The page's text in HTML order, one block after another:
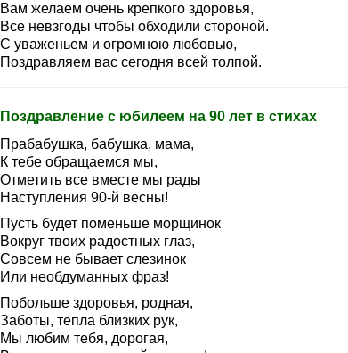
Вам желаем очень крепкого здоровья,
Все невзгоды чтобы обходили стороной.
С уваженьем и огромною любовью,
Поздравляем вас сегодня всей толпой.
Поздравление с юбилеем на 90 лет в стихах
Прабабушка, бабушка, мама,
К тебе обращаемся мы,
Отметить все вместе мы рады
Наступления 90-й весны!
Пусть будет поменьше морщинок
Вокруг твоих радостных глаз,
Совсем не бывает слезинок
Или необдуманных фраз!
Побольше здоровья, родная,
Заботы, тепла близких рук,
Мы любим тебя, дорогая,